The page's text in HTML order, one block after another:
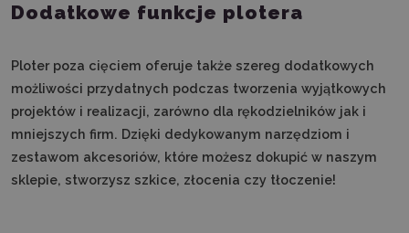
Dodatkowe funkcje plotera
Ploter poza cięciem oferuje także szereg dodatkowych
możliwości przydatnych podczas tworzenia wyjątkowych
projektów i realizacji, zarówno dla rękodzielników jak i
mniejszych firm. Dzięki dedykowanym narzędziom i
zestawom akcesoriów, które możesz dokupić w naszym
sklepie, stworzysz szkice, złocenia czy tłoczenie!